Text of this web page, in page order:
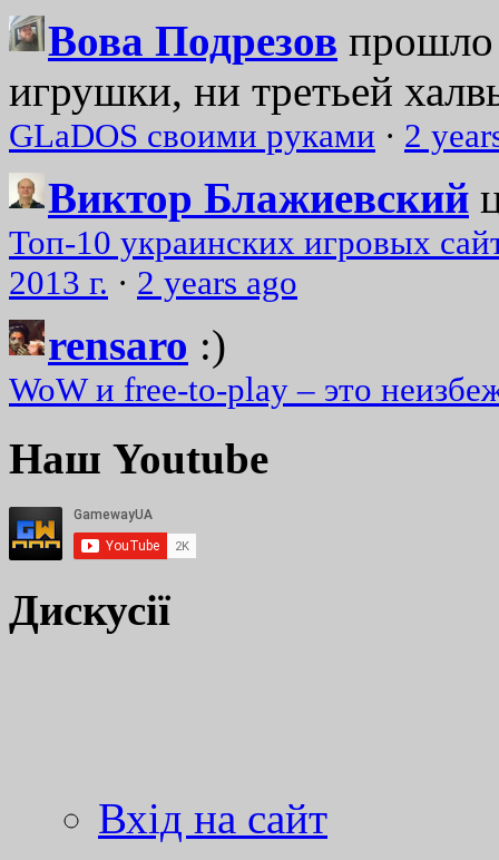
Вова Подрезов прошло
игрушки, ни третьей
GLaDOS своими руками · 2
Виктор Блажиевский
Топ-10 украинских игровых
2013 г. · 2 years ago
rensaro :)
WoW и free-to-play – это
Наш Youtube
Дискусії
Вхід на сайт